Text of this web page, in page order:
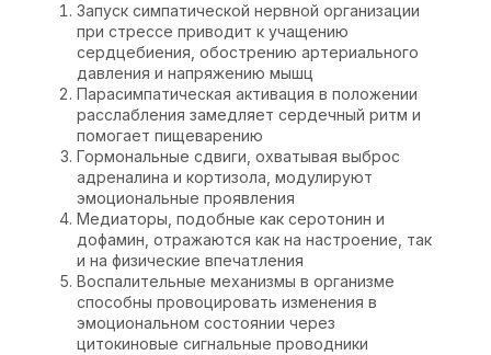
Запуск симпатической нервной организации
при стрессе приводит к учащению
сердцебиения, обострению артериального
давления и напряжению мышц
Парасимпатическая активация в положении
расслабления замедляет сердечный ритм и
помогает пищеварению
Гормональные сдвиги, охватывая выброс
адреналина и кортизола, модулируют
эмоциональные проявления
Медиаторы, подобные как серотонин и
дофамин, отражаются как на настроение, так
и на физические впечатления
Воспалительные механизмы в организме
способны провоцировать изменения в
эмоциональном состоянии через
цитокиновые сигнальные проводники